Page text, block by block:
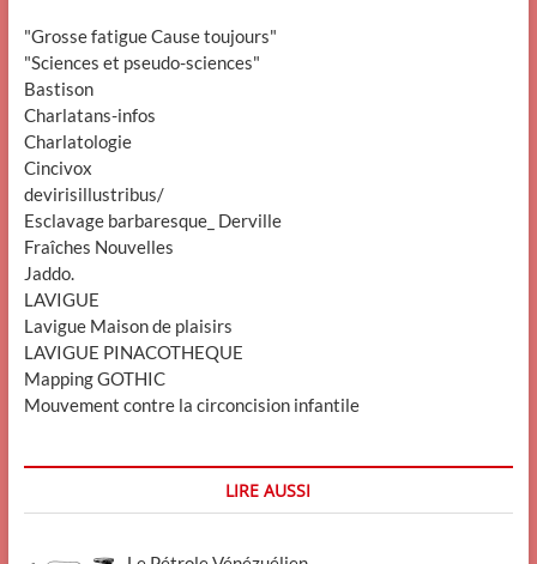
"Grosse fatigue Cause toujours"
"Sciences et pseudo-sciences"
Bastison
Charlatans-infos
Charlatologie
Cincivox
devirisillustribus/
Esclavage barbaresque_ Derville
Fraîches Nouvelles
Jaddo.
LAVIGUE
Lavigue Maison de plaisirs
LAVIGUE PINACOTHEQUE
Mapping GOTHIC
Mouvement contre la circoncision infantile
LIRE AUSSI